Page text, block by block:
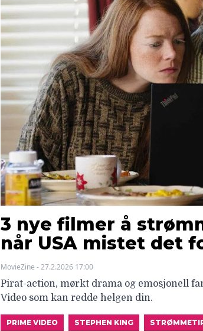
3 nye filmer å
når USA mistet det
MovieZine - 27.2.2026 17:00
Pirat-action, mørkt drama og emosjonell
Video som kan redde helgen din.
PRIME VIDEO STEPHEN KING